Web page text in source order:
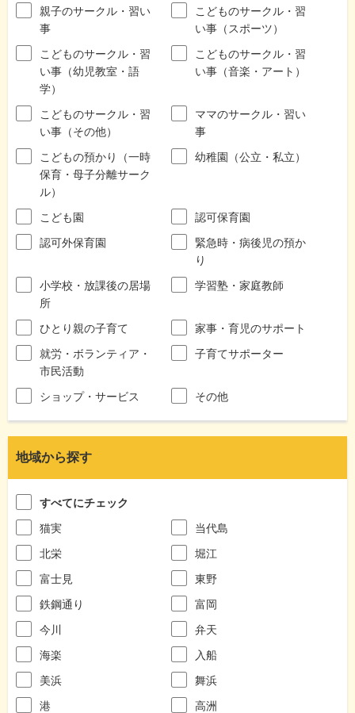
親子のサークル・習い
事
こどものサークル・習
い事（スポーツ）
こどものサークル・習
い事（幼児教室・語
学）
こどものサークル・習
い事（音楽・アート）
こどものサークル・習
い事（その他）
ママのサークル・習い
事
こどもの預かり（一時
保育・母子分離サーク
ル）
幼稚園（公立・私立）
こども園
認可保育園
認可外保育園
緊急時・病後児の預か
り
小学校・放課後の居場
所
学習塾・家庭教師
ひとり親の子育て
家事・育児のサポート
就労・ボランティア・
市民活動
子育てサポーター
ショップ・サービス その他
地域から探す
すべてにチェック
猫実
当代島
北栄
堀江
富士見
東野
鉄鋼通り
富岡
今川
弁天
海楽
入船
美浜
舞浜
港
高洲